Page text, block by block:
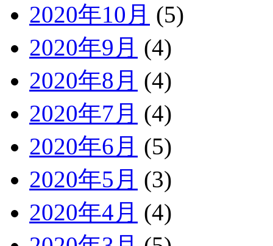
2020年10月 (5)
2020年9月 (4)
2020年8月 (4)
2020年7月 (4)
2020年6月 (5)
2020年5月 (3)
2020年4月 (4)